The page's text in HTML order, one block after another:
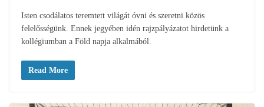
Isten csodálatos teremtett világát óvni és szeretni közös
felelősségünk. Ennek jegyében idén rajzpályázatot hirdetünk a
kollégiumban a Föld napja alkalmából.
Read More